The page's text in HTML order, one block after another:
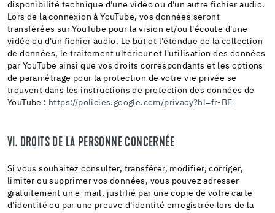
disponibilité technique d'une vidéo ou d'un autre fichier audio.
Lors de la connexion à YouTube, vos données seront
transférées sur YouTube pour la vision et/ou l'écoute d'une
vidéo ou d'un fichier audio. Le but et l'étendue de la collection
de données, le traitement ultérieur et l'utilisation des données
par YouTube ainsi que vos droits correspondants et les options
de paramétrage pour la protection de votre vie privée se
trouvent dans les instructions de protection des données de
YouTube : https://policies.google.com/privacy?hl=fr-BE
VI. DROITS DE LA PERSONNE CONCERNÉE
Si vous souhaitez consulter, transférer, modifier, corriger,
limiter ou supprimer vos données, vous pouvez adresser
gratuitement un e-mail, justifié par une copie de votre carte
d'identité ou par une preuve d'identité enregistrée lors de la